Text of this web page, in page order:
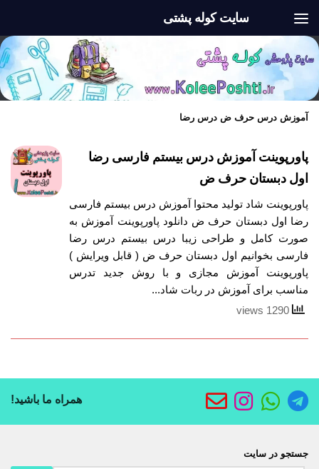
سایت کوله پشتی
آموزش درس حرف ض درس رضا
پاورپوینت آموزش درس بیستم فارسی رضا
اول دبستان حرف ض
پاورپوینت شاد تولید محتوا آموزش درس بیستم فارسی
رضا اول دبستان حرف ض دانلود پاورپوینت آموزش به
صورت کامل و طراحی زیبا درس بیستم درس رضا
فارسی بخوانیم اول دبستان حرف ض ( قابل ویرایش )
پاورپوینت آموزش مجازی و با روش جدید تدرس
مناسب برای آموزش در ربات شاد...
همراه ما باشید!
جستجو در سایت